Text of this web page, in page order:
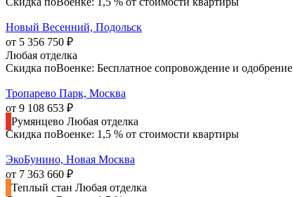
Новый Весенний, Подольск
от 5 356 750 ₽
Любая отделка
Скидка поВоенке: Бесплатное сопровождение и одобрение
Тропарево Парк, Москва
от 9 108 653 ₽
Румянцево Любая отделка
Скидка поВоенке: 1,5 % от стоимости квартиры
ЭкоБунино, Новая Москва
от 7 363 660 ₽
Теплый стан Любая отделка